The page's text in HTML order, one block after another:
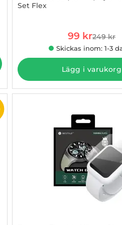
Set Flex
rea pris
99 krtidigare
249 kr
Skickas inom: 1-3
Lägg i varukorg